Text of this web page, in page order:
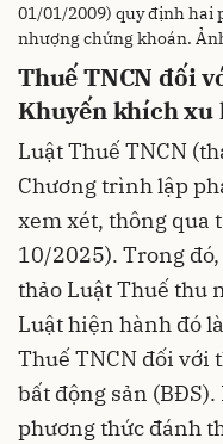
01/01/2009) quy định hai
nhượng chứng khoán.
Thuế TNCN đối
Khuyến khích xu
Luật Thuế TNCN
Chương trình lập
xem xét, thông qua
10/2025). Trong
thảo Luật Thuế thu
Luật hiện hành đó
Thuế TNCN đối với
bất động sản
phương thức đánh